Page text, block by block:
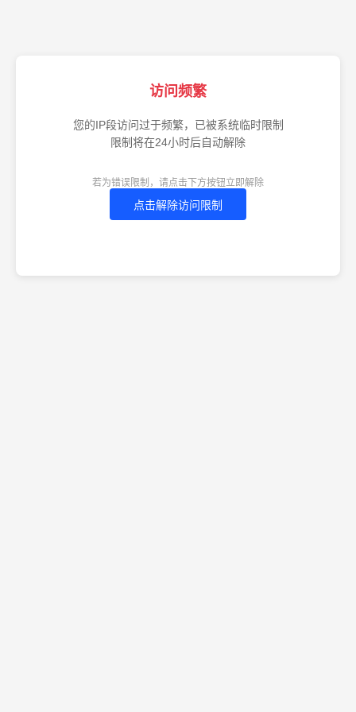
访问频繁
您的IP段访问过于频繁，已被系统临时限制
限制将在24小时后自动解除
若为错误限制，请点击下方按钮立即解除
点击解除访问限制